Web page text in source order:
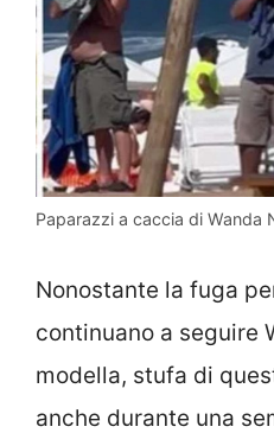
Paparazzi a caccia di Wanda
Nonostante la fuga
continuano a seguire
modella, stufa di
anche durante una